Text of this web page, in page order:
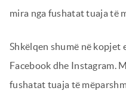
mira nga fushatat tuaja të
Shkëlqen shumë në kopjet
Facebook dhe Instagram.
fushatat tuaja të